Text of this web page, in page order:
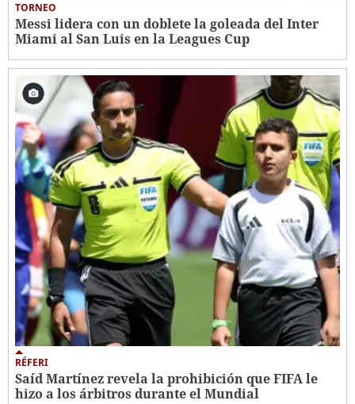
TORNEO
Messi lidera con un doblete la goleada del Inter
Miami al San Luis en la Leagues Cup
RÉFERI
Saíd Martínez revela la prohibición que FIFA le
hizo a los árbitros durante el Mundial